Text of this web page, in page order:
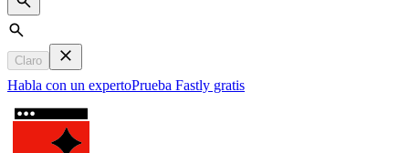
Search
Claro
Habla con un expertoPrueba Fastly gratis